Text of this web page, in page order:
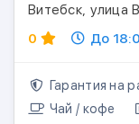
Витебск, улица
0
До
Гарантия на
Чай / кофе